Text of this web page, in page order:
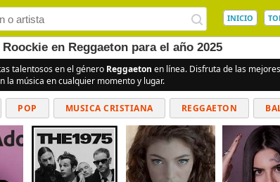
INICIO
en Reggaeton para el año 2025
talentosos en el género Reggaeton en línea. Disfruta de las
la música en cualquier momento y lugar.
POP MUSICA CRISTIANA REGGAETON
CUMBIAS